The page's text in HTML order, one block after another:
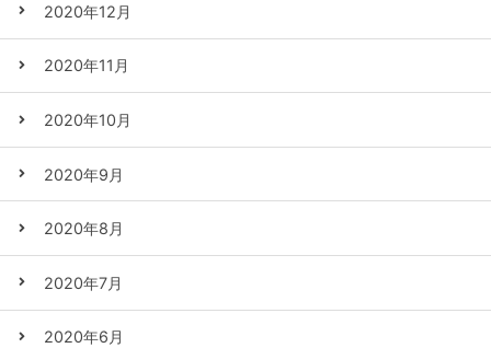
2020年12月
2020年11月
2020年10月
2020年9月
2020年8月
2020年7月
2020年6月